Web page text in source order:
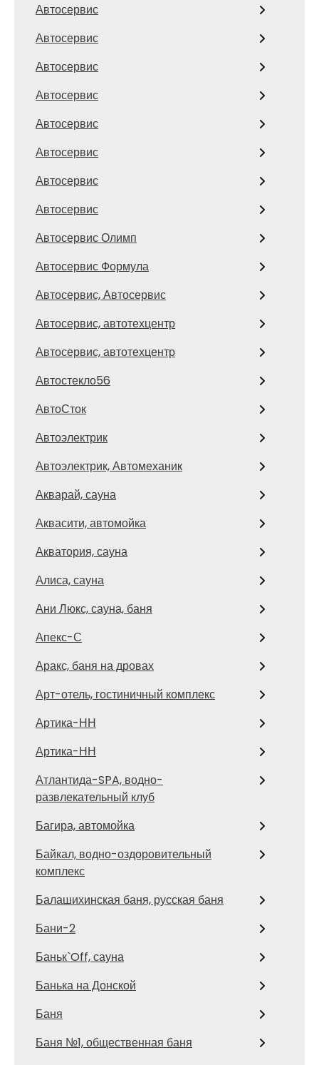
Автосервис
Автосервис
Автосервис
Автосервис
Автосервис
Автосервис
Автосервис
Автосервис
Автосервис Олимп
Автосервис Формула
Автосервис, Автосервис
Автосервис, автотехцентр
Автосервис, автотехцентр
Автостекло56
АвтоСток
Автоэлектрик
Автоэлектрик, Автомеханик
Акварай, сауна
Аквасити, автомойка
Акватория, сауна
Алиса, сауна
Ани Люкс, сауна, баня
Апекс-С
Аракс, баня на дровах
Арт-отель, гостиничный комплекс
Артика-НН
Артика-НН
Атлантида-SPA, водно-
развлекательный клуб
Багира, автомойка
Байкал, водно-оздоровительный
комплекс
Балашихинская баня, русская баня
Бани-2
Баньк`Off, сауна
Банька на Донской
Баня
Баня №1, общественная баня